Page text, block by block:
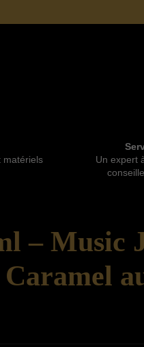
matériels
Un expert
– Music